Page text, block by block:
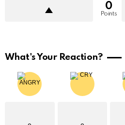
0
Points
What's Your Reaction?